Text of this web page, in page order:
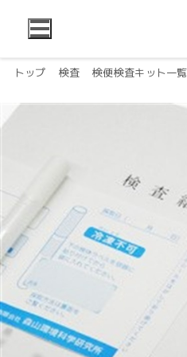
トップ 検査 検便検査キット一覧